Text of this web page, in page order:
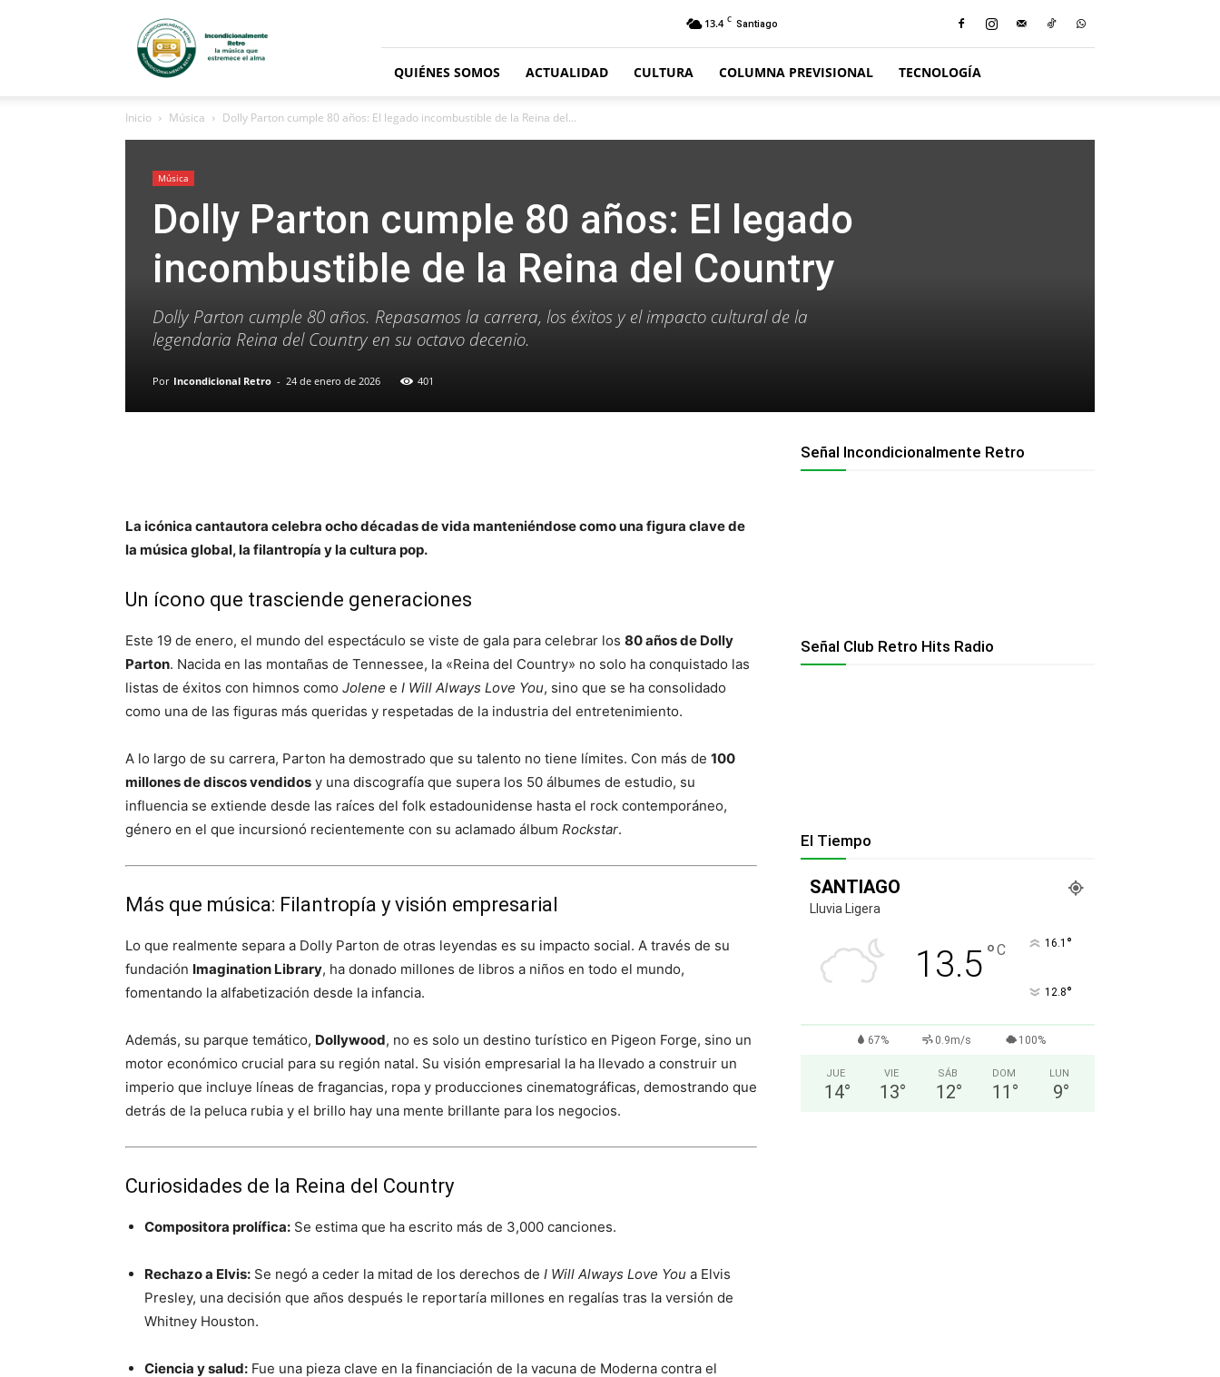
Incondicionalmente
Retro
13.4 C Santiago
QUIÉNES SOMOS ACTUALIDAD CULTURA COLUMNA PREVISIONAL TECNOLOGÍA
Inicio Música Dolly Parton cumple 80 años: El legado incombustible de la Reina del...
Música
Dolly Parton cumple 80 años: El legado
incombustible de la Reina del Country
Dolly Parton cumple 80 años. Repasamos la carrera, los éxitos y el impacto cultural de la
legendaria Reina del Country en su octavo decenio.
Por Incondicional Retro - 24 de enero de 2026 401
La icónica cantautora celebra ocho décadas de vida manteniéndose como una figura clave de
la música global, la filantropía y la cultura pop.
Un ícono que trasciende generaciones
Este 19 de enero, el mundo del espectáculo se viste de gala para celebrar los 80 años de Dolly
Parton. Nacida en las montañas de Tennessee, la «Reina del Country» no solo ha conquistado las
listas de éxitos con himnos como Jolene e I Will Always Love You, sino que se ha consolidado
como una de las figuras más queridas y respetadas de la industria del entretenimiento.
A lo largo de su carrera, Parton ha demostrado que su talento no tiene límites. Con más de 100
millones de discos vendidos y una discografía que supera los 50 álbumes de estudio, su
influencia se extiende desde las raíces del folk estadounidense hasta el rock contemporáneo,
género en el que incursionó recientemente con su aclamado álbum Rockstar.
Más que música: Filantropía y visión empresarial
Lo que realmente separa a Dolly Parton de otras leyendas es su impacto social. A través de su
fundación Imagination Library, ha donado millones de libros a niños en todo el mundo,
fomentando la alfabetización desde la infancia.
Además, su parque temático, Dollywood, no es solo un destino turístico en Pigeon Forge, sino un
motor económico crucial para su región natal. Su visión empresarial la ha llevado a construir un
imperio que incluye líneas de fragancias, ropa y producciones cinematográficas, demostrando que
detrás de la peluca rubia y el brillo hay una mente brillante para los negocios.
Curiosidades de la Reina del Country
Compositora prolífica: Se estima que ha escrito más de 3,000 canciones.
Rechazo a Elvis: Se negó a ceder la mitad de los derechos de I Will Always Love You a Elvis
Presley, una decisión que años después le reportaría millones en regalías tras la versión de
Whitney Houston.
Ciencia y salud: Fue una pieza clave en la financiación de la vacuna de Moderna contra el
Señal Incondicionalmente Retro
Señal Club Retro Hits Radio
El Tiempo
SANTIAGO
Lluvia Ligera
13.5°C 16.1 °
12.8°
67% 0.9m/s 100%
JUE
14°
VIE
13°
SÁB
12°
DOM
11 °
LUN
9°